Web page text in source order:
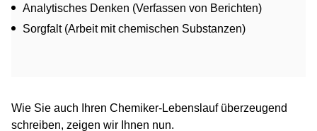
Analytisches Denken (Verfassen von Berichten)
Sorgfalt (Arbeit mit chemischen Substanzen)
Wie Sie auch Ihren Chemiker-Lebenslauf überzeugend
schreiben, zeigen wir Ihnen nun.